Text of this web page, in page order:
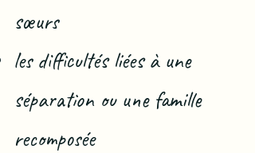
sœurs
les difficultés liées à une
séparation ou une famille
recomposée